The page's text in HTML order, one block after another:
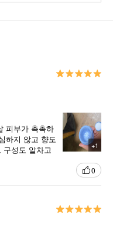
+1
피부가 촉촉하
하지 않고 향도
구성도 알차고
0